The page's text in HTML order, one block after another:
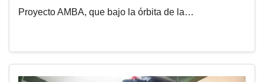
Proyecto AMBA, que bajo la órbita de la…